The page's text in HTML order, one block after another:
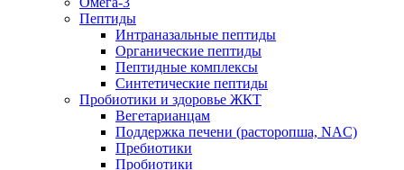
Пептиды
Интраназальные пептиды
Органические пептиды
Пептидные комплексы
Синтетические пептиды
Пробиотики и здоровье ЖКТ
Вегетарианцам
Поддержка печени (расторопша, NAC)
Пребиотики
Пробиотики